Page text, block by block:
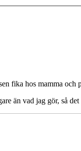
fika hos mamma
än vad jag gör, så det